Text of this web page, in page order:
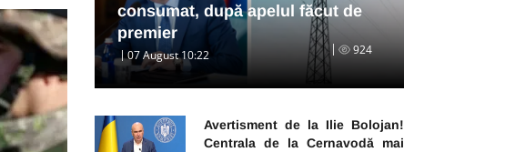
consumat, după apelul făcut de
premier
07 August 10:22 924
Avertisment de la Ilie Bolojan!
Centrala de la Cernavodă mai